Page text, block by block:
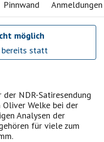
Pinnwand Anmeldungen
möglich
bereits statt
NDR-Satiresendung
Oliver Welke bei der
Analysen der
für viele zum